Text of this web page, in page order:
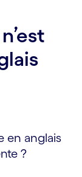
en anglais
?